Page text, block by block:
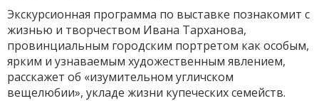
Экскурсионная программа по выставке познакомит с
жизнью и творчеством Ивана Тарханова,
провинциальным городским портретом как особым,
ярким и узнаваемым художественным явлением,
расскажет об «изумительном угличском
вещелюбии», укладе жизни купеческих семейств.